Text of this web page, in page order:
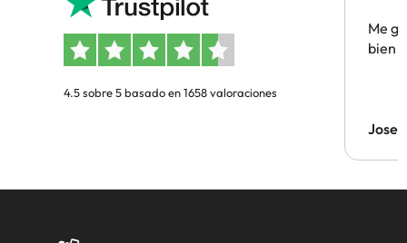
4.5 sobre 5 basado en 1658 valoraciones
Me
bien
Jose